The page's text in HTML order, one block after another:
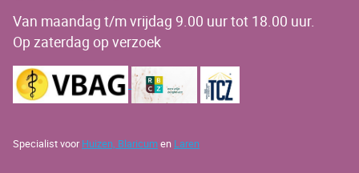
Van maandag t/m vrijdag 9.00 uur tot 18.00 uur.
Op zaterdag op verzoek
Specialist voor Huizen, Blaricumen Laren